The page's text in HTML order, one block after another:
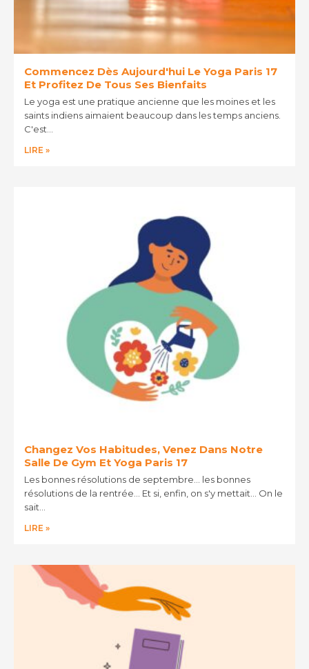
Commencez Dès Aujourd'hui Le Yoga Paris 17
Et Profitez De Tous Ses Bienfaits
Le yoga est une pratique ancienne que les moines et les
saints indiens aimaient beaucoup dans les temps anciens.
C'est…
LIRE »
Changez Vos Habitudes, Venez Dans Notre
Salle De Gym Et Yoga Paris 17
Les bonnes résolutions de septembre… les bonnes
résolutions de la rentrée… Et si, enfin, on s'y mettait… On le
sait…
LIRE »